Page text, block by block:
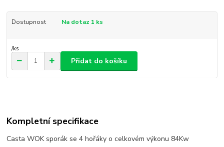
Dostupnost Na dotaz 1 ks
/ks
Přidat do košíku
Kompletní specifikace
Casta WOK sporák se 4 hořáky o celkovém výkonu 84Kw